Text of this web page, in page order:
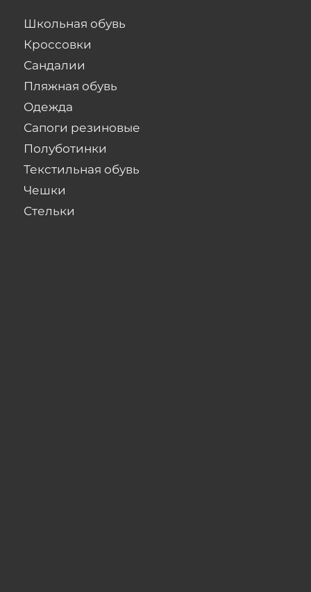
Школьная обувь
Кроссовки
Сандалии
Пляжная обувь
Одежда
Сапоги резиновые
Полуботинки
Текстильная обувь
Чешки
Стельки